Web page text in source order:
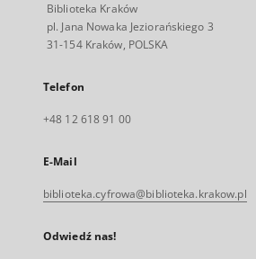
Biblioteka Kraków
pl. Jana Nowaka Jeziorańskiego 3
31-154 Kraków, POLSKA
Telefon
+48 12 618 91 00
E-Mail
biblioteka.cyfrowa@biblioteka.krakow.pl
Odwiedź nas!